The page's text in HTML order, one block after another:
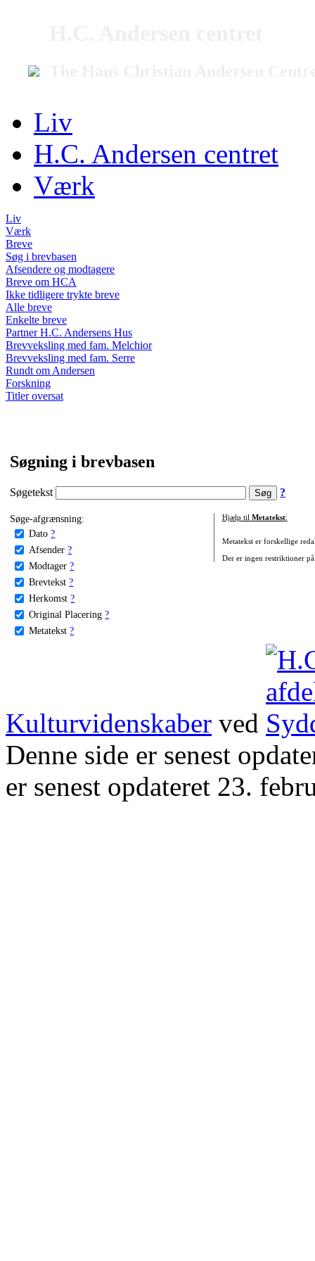
Liv
H.C. Andersen centret
Værk
Liv
Værk
Breve
Søg i brevbasen
Afsendere og modtagere
Breve om HCA
Ikke tidligere trykte breve
Alle breve
Enkelte breve
Partner H.C. Andersens Hus
Brevveksling med fam. Melchior
Brevveksling med fam. Serre
Rundt om Andersen
Forskning
Titler oversat
Søgning i brevbasen
Søgetekst ?
Søge-afgrænsning:
Dato ?
Afsender ?
Modtager ?
Brevtekst ?
Herkomst ?
Original Placering ?
Metatekst ?
Hjælp til Metatekst:
Metatekst er forskellige
Der er ingen restriktioner
Kulturvidenskaber ved
Denne side er senest
er senest opdateret 23.